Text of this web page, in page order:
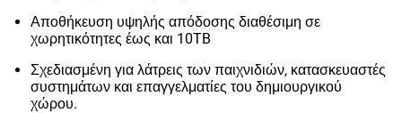
Αποθήκευση υψηλής απόδοσης διαθέσιμη σε
χωρητικότητες έως και 10TB
Σχεδιασμένη για λάτρεις των παιχνιδιών, κατασκευαστές
συστημάτων και επαγγελματίες του δημιουργικού
χώρου.